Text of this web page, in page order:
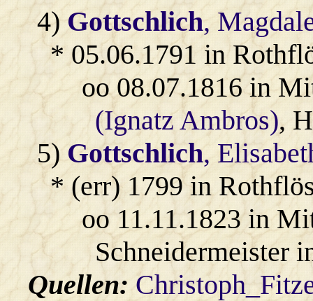
4)Gottschlich,
* 05.06.1791 in
oo 08.07.1816 in
(Ignatz Ambros),
5)Gottschlich,
* (err) 1799 in
oo 11.11.1823 in
Schneidermeister
Quellen: